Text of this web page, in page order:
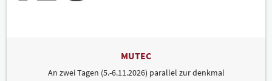
MUTEC
An zwei Tagen (5.-6.11.2026) parallel zur denkmal